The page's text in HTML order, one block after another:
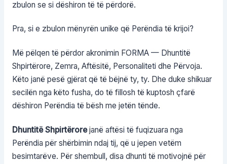
zbulon se si dëshiron të të përdorë.
Pra, si e zbulon mënyrën unike që Perëndia të krijoi?
Më pëlqen të përdor akronimin FORMA — Dhuntitë
Shpirtërore, Zemra, Aftësitë, Personaliteti dhe Përvoja.
Këto janë pesë gjërat që të bëjnë ty, ty. Dhe duke shikuar
secilën nga këto fusha, do të fillosh të kuptosh çfarë
dëshiron Perëndia të bësh me jetën tënde.
Dhuntitë Shpirtërorejanë aftësi të fuqizuara nga
Perëndia për shërbimin ndaj tij, që u jepen vetëm
besimtarëve. Për shembull, disa dhunti të motivojnë për